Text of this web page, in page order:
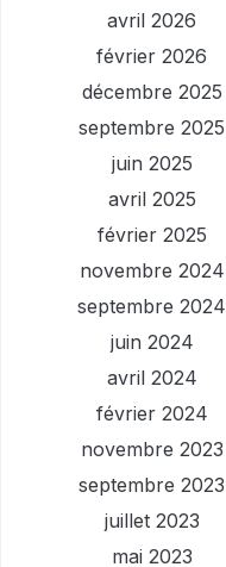
avril 2026
février 2026
décembre 2025
septembre 2025
juin 2025
avril 2025
février 2025
novembre 2024
septembre 2024
juin 2024
avril 2024
février 2024
novembre 2023
septembre 2023
juillet 2023
mai 2023